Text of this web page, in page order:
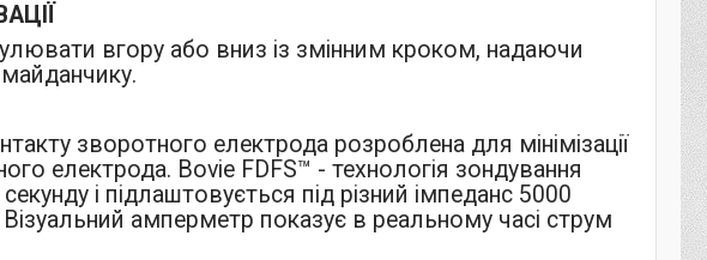
вгору або вниз із змінним кроком, надаючи
зворотного електрода розроблена для мінімізації
електрода. Bovie FDFS™ - технологія зондування
і підлаштовується під різний імпеданс 5000
Візуальний амперметр показує в реальному часі струм